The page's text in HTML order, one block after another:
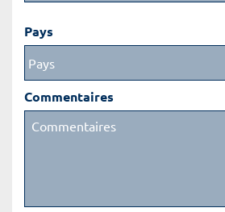
Pays
Commentaires